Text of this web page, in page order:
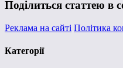
Поділиться статтею в
Реклама на сайті Політика
Категорії